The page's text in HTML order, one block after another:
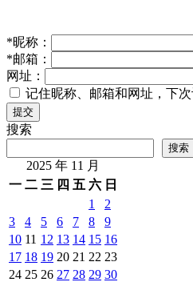
*昵称：
*邮箱：
网址：
记住昵称、邮箱和网址，下
提交
搜索
搜索
2025 年 11 月
一 二 三 四 五 六 日
1
2
3
4 5 6 7 8
9
10 11 12 13 14 15 16
17 18 19 20 21 22 23
24 25 26 27 28 29 30